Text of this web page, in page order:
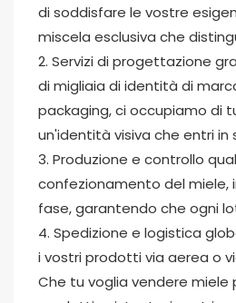
di soddisfare le vostre
miscela esclusiva che
2. Servizi di progettazione
di migliaia di identità di
packaging, ci occupiamo di
un'identità visiva che entri in
3. Produzione e controllo
confezionamento del miele,
fase, garantendo che ogni
4. Spedizione e logistica
i vostri prodotti via aerea o
Che tu voglia vendere